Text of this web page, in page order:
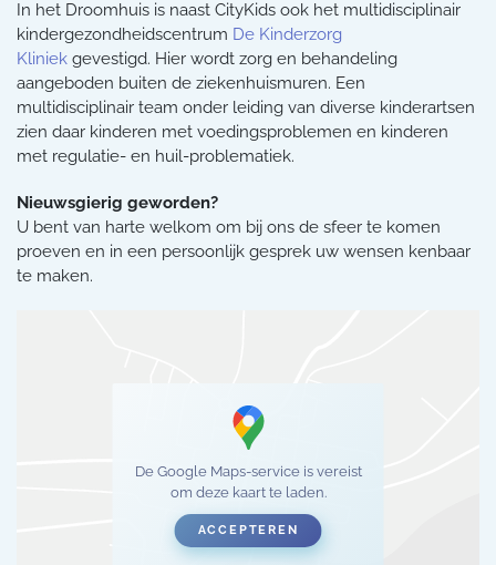
In het Droomhuis is naast CityKids ook het multidisciplinair
kindergezondheidscentrum De Kinderzorg
Kliniek gevestigd. Hier wordt zorg en behandeling
aangeboden buiten de ziekenhuismuren. Een
multidisciplinair team onder leiding van diverse kinderartsen
zien daar kinderen met voedingsproblemen en kinderen
met regulatie- en huil-problematiek.
Nieuwsgierig geworden?
U bent van harte welkom om bij ons de sfeer te komen
proeven en in een persoonlijk gesprek uw wensen kenbaar
te maken.
De Google Maps-service is vereist
om deze kaart te laden.
ACCEPTEREN